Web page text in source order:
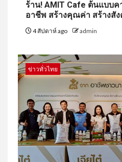
ร้าน! AMIT Cafe ต้นแบบค
อาชีพ สร้างคุณค่า สร้างสั
4 สัปดาห์ ago admin
ข่าวทั่วไทย